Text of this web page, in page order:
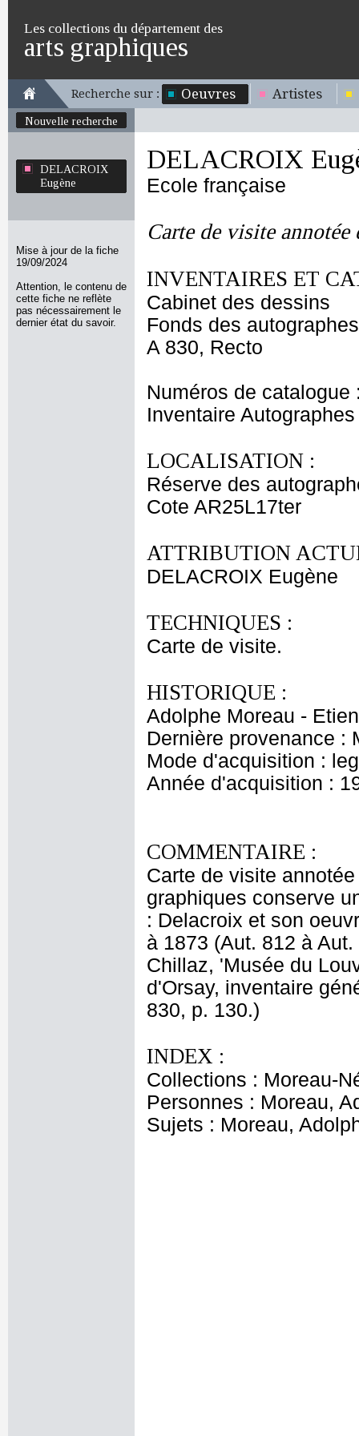
Les collections du département des
arts graphiques
Recherche sur : Oeuvres Artistes
Nouvelle recherche
DELACROIX
Eugène
Mise à jour de la fiche
19/09/2024
Attention, le contenu de
cette fiche ne reflète
pas nécessairement le
dernier état du savoir.
DELACROIX
Ecole française
Carte de visite annotée
INVENTAIRES ET
Cabinet des dessins
Fonds des autographes
A 830, Recto
Numéros de catalogue
Inventaire
LOCALISATION :
Réserve des
Cote AR25L17ter
ATTRIBUTION
DELACROIX Eugène
TECHNIQUES :
Carte de visite.
HISTORIQUE :
Adolphe Moreau -
Dernière provenance :
Mode d'acquisition :
Année d'acquisition :
COMMENTAIRE :
Carte de visite
graphiques conserve
: Delacroix et son
à 1873 (Aut. 812 à
Chillaz, 'Musée du
d'Orsay, inventaire
830, p. 130.)
INDEX :
Collections : Moreau-
Personnes : Moreau,
Sujets : Moreau,